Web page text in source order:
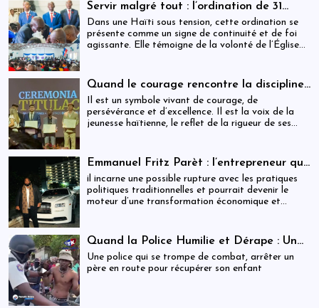
Servir malgré tout : l’ordination de 31
ministres dans une Haïti sous tension
Dans une Haïti sous tension, cette ordination se
présente comme un signe de continuité et de foi
agissante. Elle témoigne de la volonté de l’Église
Quand le courage rencontre la discipline :
Cliff EXAVIER, de Delmas au Chili, un
symbole de rigueur et de réussite
Il est un symbole vivant de courage, de
persévérance et d’excellence. Il est la voix de la
jeunesse haïtienne, le reflet de la rigueur de ses
aujourd’hui avec la gloire méritée, l’honneur
familial, et la fierté d’Haïti dans son cœur.
Emmanuel Fritz Parèt : l’entrepreneur qui
vise la Primature haïtienne
il incarne une possible rupture avec les pratiques
politiques traditionnelles et pourrait devenir le
moteur d’une transformation économique et
Quand la Police Humilie et Dérape : Un
Dreadlock Arrêté, un Enfant qui Attend,
et un Discours Officiel qui Frôle le
Une police qui se trompe de combat, arrêter un
père en route pour récupérer son enfant